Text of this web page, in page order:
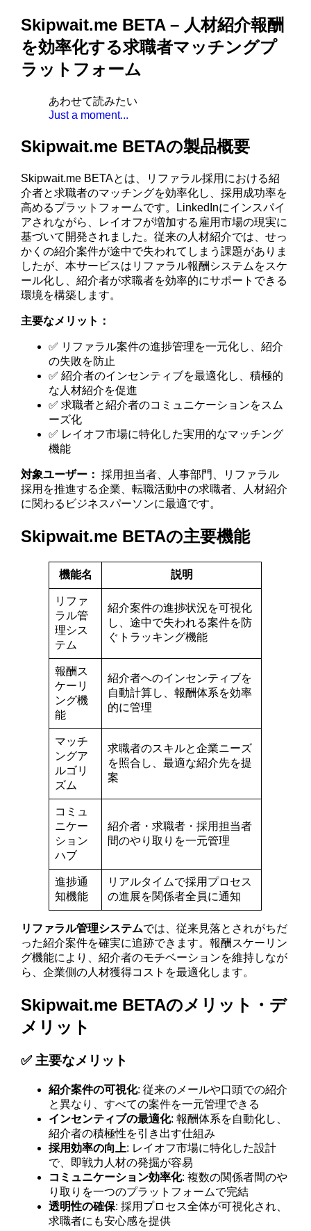
Skipwait.me BETA – 人材紹介報酬
を効率化する求職者マッチングプ
ラットフォーム
あわせて読みたい
Just a moment...
Skipwait.me BETAの製品概要
Skipwait.me BETAとは、リファラル採用における紹
介者と求職者のマッチングを効率化し、採用成功率を
高めるプラットフォームです。LinkedInにインスパイ
アされながら、レイオフが増加する雇用市場の現実に
基づいて開発されました。従来の人材紹介では、せっ
かくの紹介案件が途中で失われてしまう課題がありま
したが、本サービスはリファラル報酬システムをスケ
ール化し、紹介者が求職者を効率的にサポートできる
環境を構築します。
主要なメリット：
✅ リファラル案件の進捗管理を一元化し、紹介
の失敗を防止
✅ 紹介者のインセンティブを最適化し、積極的
な人材紹介を促進
✅ 求職者と紹介者のコミュニケーションをスム
ーズ化
✅ レイオフ市場に特化した実用的なマッチング
機能
対象ユーザー： 採用担当者、人事部門、リファラル
採用を推進する企業、転職活動中の求職者、人材紹介
に関わるビジネスパーソンに最適です。
Skipwait.me BETAの主要機能
機能名 説明
リファ
ラル管
理シス
テム
紹介案件の進捗状況を可視化
し、途中で失われる案件を防
ぐトラッキング機能
報酬ス
ケーリ
ング機
能
紹介者へのインセンティブを
自動計算し、報酬体系を効率
的に管理
マッチ
ングア
ルゴリ
ズム
求職者のスキルと企業ニーズ
を照合し、最適な紹介先を提
案
コミュ
ニケー
ション
ハブ
紹介者・求職者・採用担当者
間のやり取りを一元管理
進捗通
知機能
リアルタイムで採用プロセス
の進展を関係者全員に通知
リファラル管理システムでは、従来見落とされがちだ
った紹介案件を確実に追跡できます。報酬スケーリン
グ機能により、紹介者のモチベーションを維持しなが
ら、企業側の人材獲得コストを最適化します。
Skipwait.me BETAのメリット・デ
メリット
✅ 主要なメリット
紹介案件の可視化: 従来のメールや口頭での紹介
と異なり、すべての案件を一元管理できる
インセンティブの最適化: 報酬体系を自動化し、
紹介者の積極性を引き出す仕組み
採用効率の向上: レイオフ市場に特化した設計
で、即戦力人材の発掘が容易
コミュニケーション効率化: 複数の関係者間のや
り取りを一つのプラットフォームで完結
透明性の確保: 採用プロセス全体が可視化され、
求職者にも安心感を提供